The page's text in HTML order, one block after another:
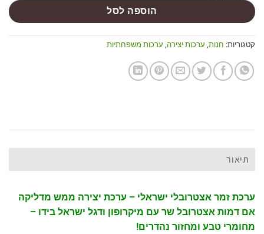
הוספה לסל
קטגוריות: חנות ערכות יצירה ערכות משפחתיות
תיאור
ערכת זמר אצטרובלי ישראלי – ערכת יצירה ממש מדליקה
אם דמות אצטרובל שר עם מיקרופון ודגל ישראל בידו –
מחומרי טבע ומחזור נהדרים!